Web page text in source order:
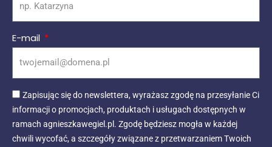
E-mail
Zapisując się do newslettera, wyrażasz zgodę na przesyłanie Ci
informacji o promocjach, produktach i usługach dostępnych w
ramach agnieszkawegiel.pl. Zgodę będziesz mogła w każdej
chwili wycofać, a szczegóły związane z przetwarzaniem Twoich